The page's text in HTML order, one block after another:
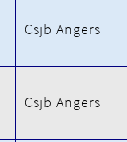
Csjb Angers
Csjb Angers